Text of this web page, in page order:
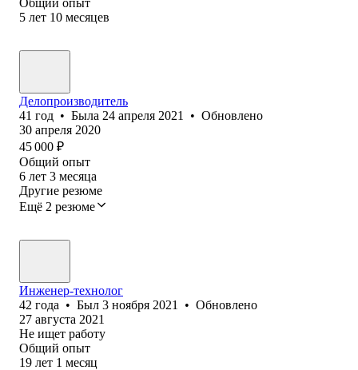
5 лет 10 месяцев
Делопроизводитель
41 год • Была 24 апреля 2021 • Обновлено
30 апреля 2020
45 000 ₽
Общий опыт
6 лет 3 месяца
Другие резюме
Ещё 2 резюме
Инженер-технолог
42 года • Был 3 ноября 2021 • Обновлено
27 августа 2021
Не ищет работу
Общий опыт
19 лет 1 месяц